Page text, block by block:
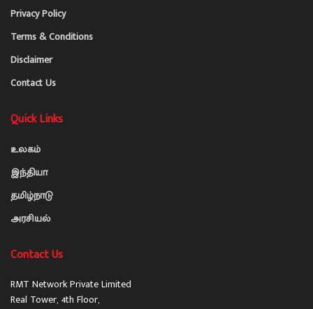
Privacy Policy
Terms & Conditions
Disclaimer
Contact Us
Quick Links
உலகம்
இந்தியா
தமிழ்நாடு
அரசியல்
Contact Us
RMT Network Private Limited
Real Tower, 4th Floor,